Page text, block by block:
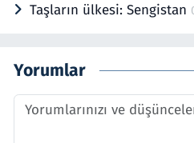
Taşların ülkesi: Sengistan
Yorumlar